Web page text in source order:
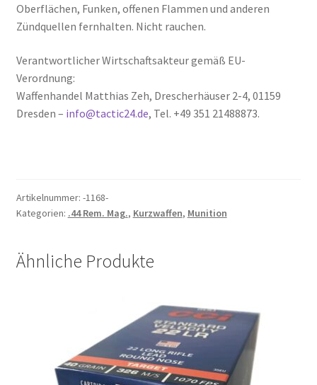
Oberflächen, Funken, offenen Flammen und anderen
Zündquellen fernhalten. Nicht rauchen.
Verantwortlicher Wirtschaftsakteur gemäß EU-
Verordnung:
Waffenhandel Matthias Zeh, Drescherhäuser 2-4, 01159
Dresden – info@tactic24.de, Tel. +49 351 21488873.
Artikelnummer: -1168-
Kategorien: .44 Rem. Mag., Kurzwaffen, Munition
Ähnliche Produkte